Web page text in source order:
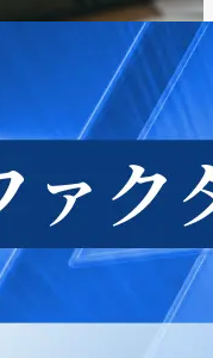
キャリアアップ助